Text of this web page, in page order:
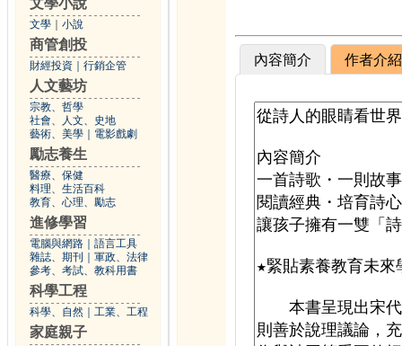
文學小說
文學｜ 小說
商管創投
財經投資｜ 行銷企管
人文藝坊
宗教、哲學
社會、人文、史地
藝術、美學｜ 電影戲劇
勵志養生
醫療、保健
料理、生活百科
教育、心理、勵志
進修學習
電腦與網路｜ 語言工具
雜誌、期刊
軍政、法律
參考、考試、教科用書
科學工程
科學、自然｜ 工業、工程
家庭親子
內容簡介 作者介紹